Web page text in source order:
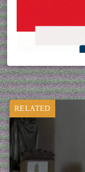
RELATED